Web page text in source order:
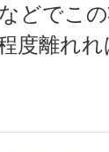
どでこ
度離れ